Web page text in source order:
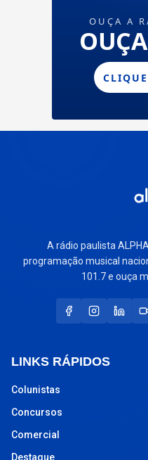
A rádio paulista
programação musical
101.7 e ouça
LINKS RÁPIDOS
Colunistas
Concursos
Comercial
Destaque